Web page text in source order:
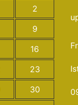
2
9
16
23
30